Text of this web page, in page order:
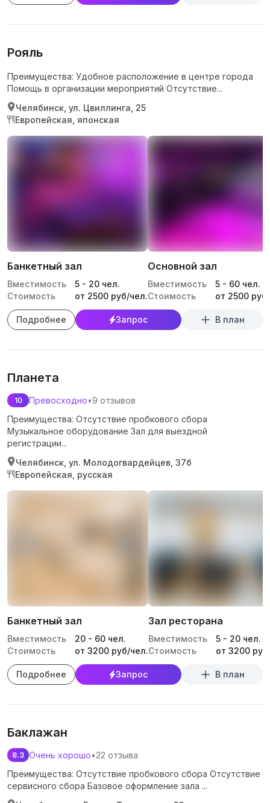
Рояль
Преимущества: Удобное расположение в центре города
Помощь в организации мероприятий Отсутствие...
Челябинск, ул. Цвиллинга, 25
Европейская, японская
Банкетный зал
Вместимость 5 - 20 чел.
Стоимость
от 2500 руб/чел.
Основной зал
Вместимость 5 - 60 чел.
Стоимость
от 2500
Подробнее Запрос В план
Планета
10 Превосходно•9 отзывов
Преимущества: Отсутствие пробкового сбора
Музыкальное оборудование Зал для выездной
регистрации...
Челябинск, ул. Молодогвардейцев, 37б
Европейская, русская
Банкетный зал
Вместимость 20 - 60 чел.
Стоимость
от 3200 руб/чел.
Зал ресторана
Вместимость 5 - 20 чел.
Стоимость
от 3200
Подробнее Запрос В план
Баклажан
8.3 Очень хорошо•22 отзыва
Преимущества: Отсутствие пробкового сбора Отсутствие
сервисного сбора Базовое оформление зала ...